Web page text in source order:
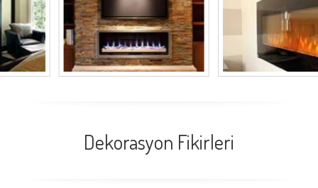
Dekorasyon Fikirleri